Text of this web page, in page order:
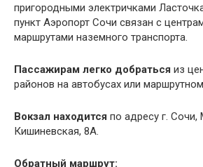
пригородными электричками
пункт Аэропорт Сочи связан с
маршрутами наземного транспорта.
Пассажирам легко добраться из
районов на автобусах или
Вокзал находится по адресу г. Сочи,
Кишиневская, 8А.
Обратный маршрут: